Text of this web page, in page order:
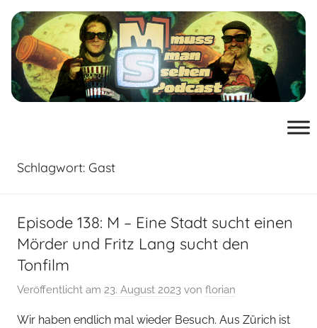
Zum
Inhalt
springen
man
Film-
Podcast
mussmansehen.de
Schlagwort: Gast
Episode 138: M – Eine Stadt sucht einen
Mörder und Fritz Lang sucht den
Tonfilm
Veröffentlicht am 23. August 2023 von florian
Wir haben endlich mal wieder Besuch. Aus Zürich ist